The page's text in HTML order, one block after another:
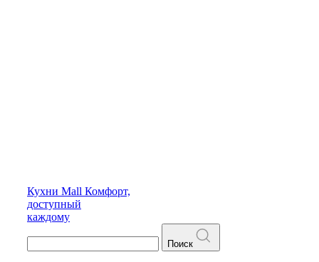
Кухни Mall Комфорт,
доступный
каждому
Поиск